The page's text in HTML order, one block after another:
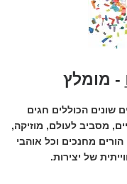
- מומלץ
שונים הכוללים חגים
מסביב לעולם, מוזיקה,
מחנכים וכל אוהבי
של יצירות.